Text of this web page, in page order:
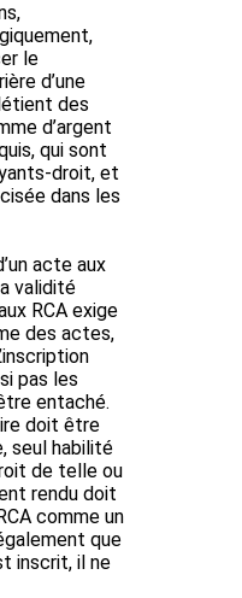
le
d’une
des
d’argent
qui sont
droit, et
dans les
acte aux
validité
RCA exige
des actes,
pas les
entaché.
doit être
seul habilité
de telle ou
rendu doit
comme un
que
inscrit, il ne